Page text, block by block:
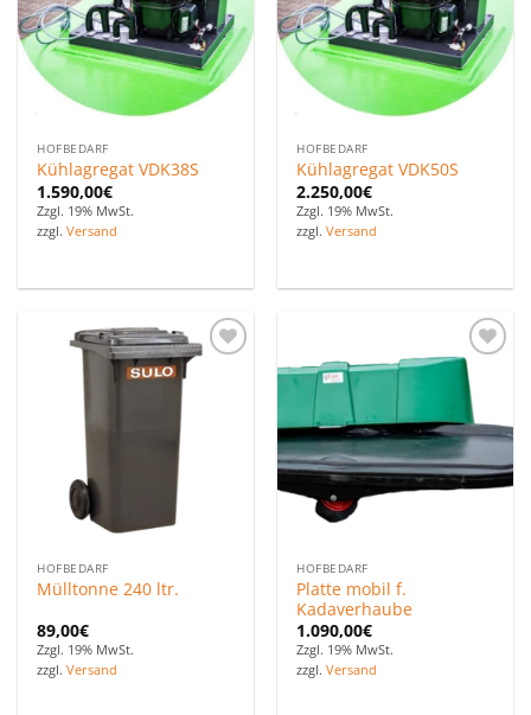
HOFBEDARF
Kühlagregat VDK38S
1.590,00€
Zzgl. 19% MwSt.
zzgl.Versand
HOFBEDARF
Kühlagregat VDK50S
2.250,00€
Zzgl. 19% MwSt.
zzgl.Versand
Zu den
Favoriten
hinzufügen
HOFBEDARF
Mülltonne 240 ltr.
89,00€
Zzgl. 19% MwSt.
zzgl.Versand
Zu den
Favoriten
hinzufügen
HOFBEDARF
Platte mobil f.
Kadaverhaube
1.090,00€
Zzgl. 19% MwSt.
zzgl.Versand